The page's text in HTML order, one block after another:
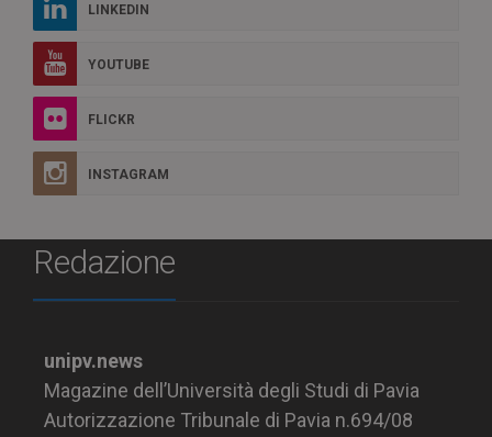
LINKEDIN
YOUTUBE
FLICKR
INSTAGRAM
Redazione
unipv.news
Magazine dell’Università degli Studi di Pavia
Autorizzazione Tribunale di Pavia n.694/08